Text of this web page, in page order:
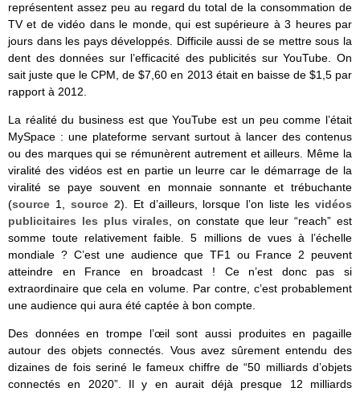
représentent assez peu au regard du total de la consommation de
TV et de vidéo dans le monde, qui est supérieure à 3 heures par
jours dans les pays développés. Difficile aussi de se mettre sous la
dent des données sur l’efficacité des publicités sur YouTube. On
sait juste que le CPM, de $7,60 en 2013 était en baisse de $1,5 par
rapport à 2012.
La réalité du business est que YouTube est un peu comme l’était
MySpace : une plateforme servant surtout à lancer des contenus
ou des marques qui se rémunèrent autrement et ailleurs. Même la
viralité des vidéos est en partie un leurre car le démarrage de la
viralité se paye souvent en monnaie sonnante et trébuchante
(source 1, source 2). Et d’ailleurs, lorsque l’on liste lesvidéos
publicitaires les plus virales , on constate que leur “reach” est
somme toute relativement faible. 5 millions de vues à l’échelle
mondiale ? C’est une audience que TF1 ou France 2 peuvent
atteindre en France en broadcast ! Ce n’est donc pas si
extraordinaire que cela en volume. Par contre, c’est probablement
une audience qui aura été captée à bon compte.
Des données en trompe l’œil sont aussi produites en pagaille
autour des objets connectés. Vous avez sûrement entendu des
dizaines de fois seriné le fameux chiffre de “50 milliards d’objets
connectés en 2020”. Il y en aurait déjà presque 12 milliards